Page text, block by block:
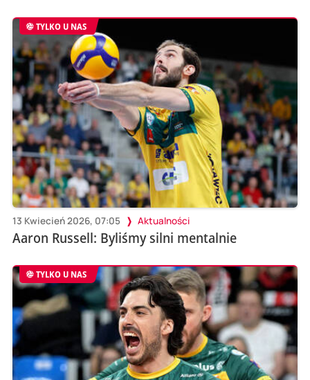
TYLKO U NAS
13 Kwiecień 2026, 07:05 Aktualności
Aaron Russell: Byliśmy silni mentalnie
TYLKO U NAS